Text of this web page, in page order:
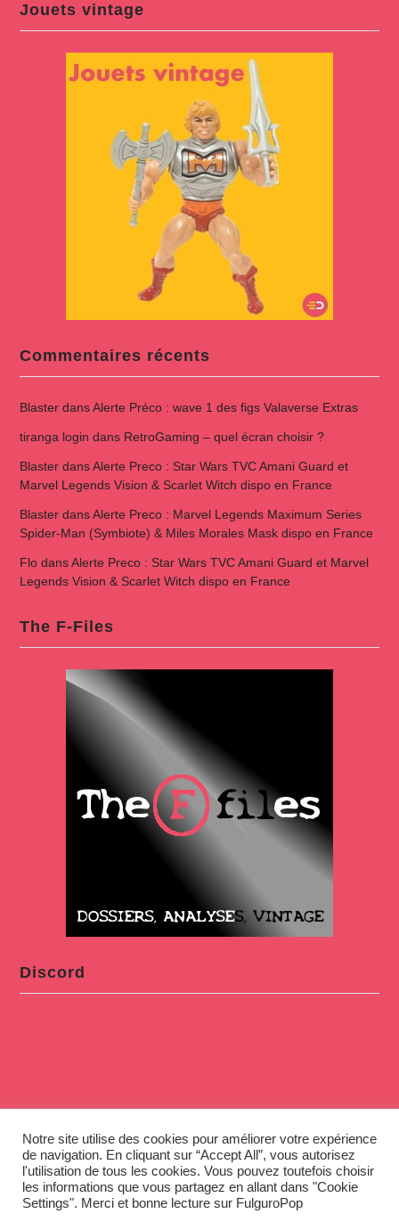
Jouets vintage
Commentaires récents
BlasterdansAlerte Préco : wave 1 des figs Valaverse Extras
tiranga login dans RetroGaming – quel écran choisir ?
BlasterdansAlerte Preco : Star Wars TVC Amani Guard et
Marvel Legends Vision & Scarlet Witch dispo en France
BlasterdansAlerte Preco : Marvel Legends Maximum Series
Spider-Man (Symbiote) & Miles Morales Mask dispo en France
FlodansAlerte Preco : Star Wars TVC Amani Guard et Marvel
Legends Vision & Scarlet Witch dispo en France
The F-Files
Discord
Notre site utilise des cookies pour améliorer votre expérience
de navigation. En cliquant sur “Accept All”, vous autorisez
l'utilisation de tous les cookies. Vous pouvez toutefois choisir
les informations que vous partagez en allant dans "Cookie
Settings". Merci et bonne lecture sur FulguroPop